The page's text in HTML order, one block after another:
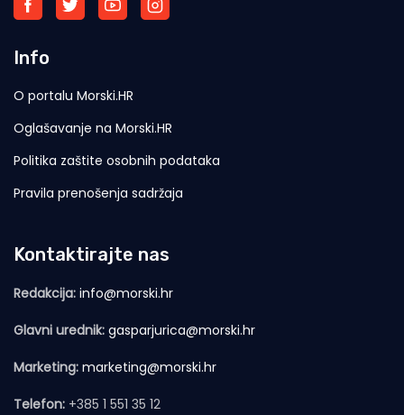
Info
O portalu Morski.HR
Oglašavanje na Morski.HR
Politika zaštite osobnih podataka
Pravila prenošenja sadržaja
Kontaktirajte nas
Redakcija: info@morski.hr
Glavni urednik: gasparjurica@morski.hr
Marketing: marketing@morski.hr
Telefon: +385 1 551 35 12